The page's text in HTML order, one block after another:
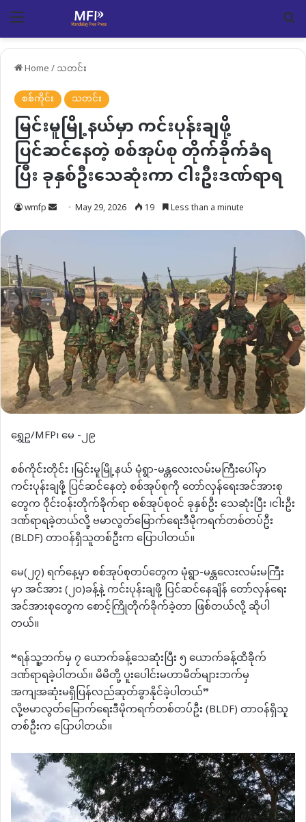
Menu
Home/သတင်း
စစ်ကိုင်း
သတင်း
မြင်းမူမြို့နယ်မှာ ကင်းပုန်းချဖို့
ပြင်ဆင်နေတဲ့ စစ်အုပ်စု တိုက်ခိုက်ခံရ
ပြီး ခုနှစ်ဦးသေဆုံးကာ ငါးဦးဒဏ်ရာရ
wmfp SendMay 29, 2026 19 Less than a minute
ရွှေဥ/MFP၊ မေ -၂၉
စစ်ကိုင်းတိုင်း ၊မြင်းမူမြို့နယ် မုံရွာ-မန္တလေးလမ်းမကြီးပေါ်မှာ
ကင်းပုန်းချဖို့ ပြင်ဆင်နေတဲ့ စစ်အုပ်စုကို တော်လှန်ရေးအင်အားစု
တွေက ဝိုင်းဝန်းတိုက်ခိုက်ရာ စစ်အုပ်စုဝင် ခုနှစ်ဦး သေဆုံးပြီး ၊ငါးဦး
ဒဏ်ရာရခဲ့တယ်လို့ ဗမာလွတ်မြောက်ရေးဒီမိုကရက်တစ်တပ်ဦး
(BLDF) တာဝန်ရှိသူတစ်ဦးက ပြောပါတယ်။
မေ(၂၇) ရက်နေ့မှာ စစ်အုပ်စုတပ်တွေက မုံရွာ-မန္တလေးလမ်းမကြီး
မှာ အင်အား (၂၀)ခန့်နဲ့ ကင်းပုန်းချဖို့ ပြင်ဆင်နေချိန် တော်လှန်ရေး
အင်အားစုတွေက စောင့်ကြိုတိုက်ခိုက်ခဲ့တာ ဖြစ်တယ်လို့ ဆိုပါ
တယ်။
“ရန်သူ့ဘက်မှ ၇ ယောက်ခန့်သေဆုံးပြီး ၅ ယောက်ခန့်ထိခိုက်
ဒဏ်ရာရခဲ့ပါတယ်။ မိမိတို့ ပူးပေါင်းမဟာမိတ်များဘက်မှ
အကျအဆုံးမရှိပြန်လည်ဆုတ်ခွာနိုင်ခဲ့ပါတယ်”
လို့ဗမာလွတ်မြောက်ရေးဒီမိုကရက်တစ်တပ်ဦး (BLDF) တာဝန်ရှိသူ
တစ်ဦးက ပြောပါတယ်။